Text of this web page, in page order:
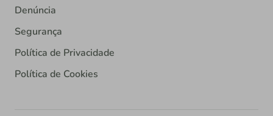
Denúncia
Segurança
Política de Privacidade
Política de Cookies